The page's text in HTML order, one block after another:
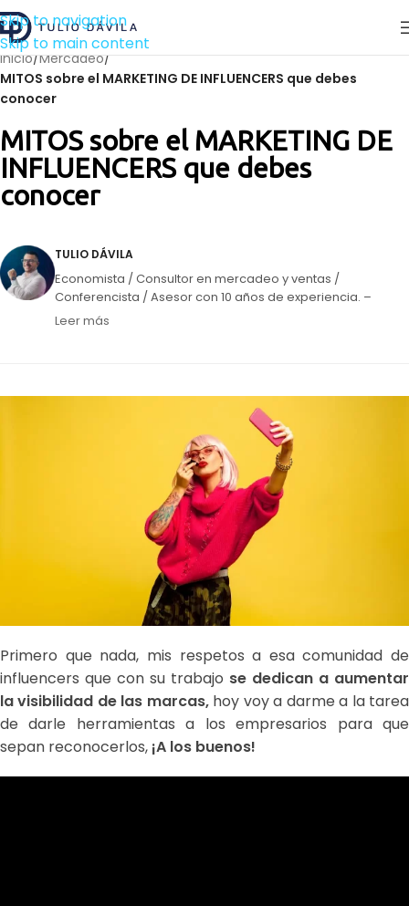
Skip to navigation
Skip to main content
Inicio/Mercadeo/
MITOS sobre el MARKETING DE INFLUENCERS que debes
conocer
MITOS sobre el MARKETING DE
INFLUENCERS que debes
conocer
TULIO DÁVILA
Economista / Consultor en mercadeo y ventas /
Conferencista / Asesor con 10 años de experiencia. –
Panelista semanal en Circuito Éxitos de Unión Radio. –
Leer más
Primero que nada, mis respetos a esa comunidad de
influencers que con su trabajo se dedican a aumentar
la visibilidad de las marcas,hoy voy a darme a la tarea
de darle herramientas a los empresarios para que
sepan reconocerlos, ¡A los buenos!